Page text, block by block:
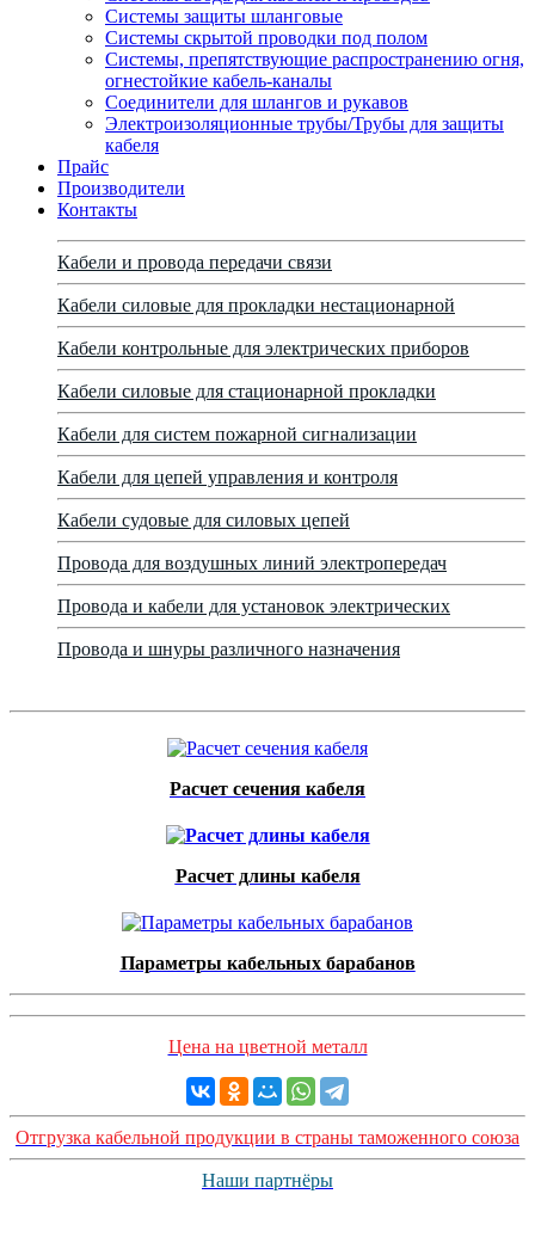
Системы защиты шланговые
Системы скрытой проводки под полом
Системы, препятствующие распространению огня,
огнестойкие кабель-каналы
Соединители для шлангов и рукавов
Электроизоляционные трубы/Трубы для защиты
кабеля
Прайс
Производители
Контакты
Кабели и провода передачи связи
Кабели силовые для прокладки нестационарной
Кабели контрольные для электрических приборов
Кабели силовые для стационарной прокладки
Кабели для систем пожарной сигнализации
Кабели для цепей управления и контроля
Кабели судовые для силовых цепей
Провода для воздушных линий электропередач
Провода и кабели для установок электрических
Провода и шнуры различного назначения
Расчет сечения кабеля
Расчет длины кабеля
Параметры кабельных барабанов
Цена на цветной металл
Отгрузка кабельной продукции в страны таможенного союза
Наши партнёры